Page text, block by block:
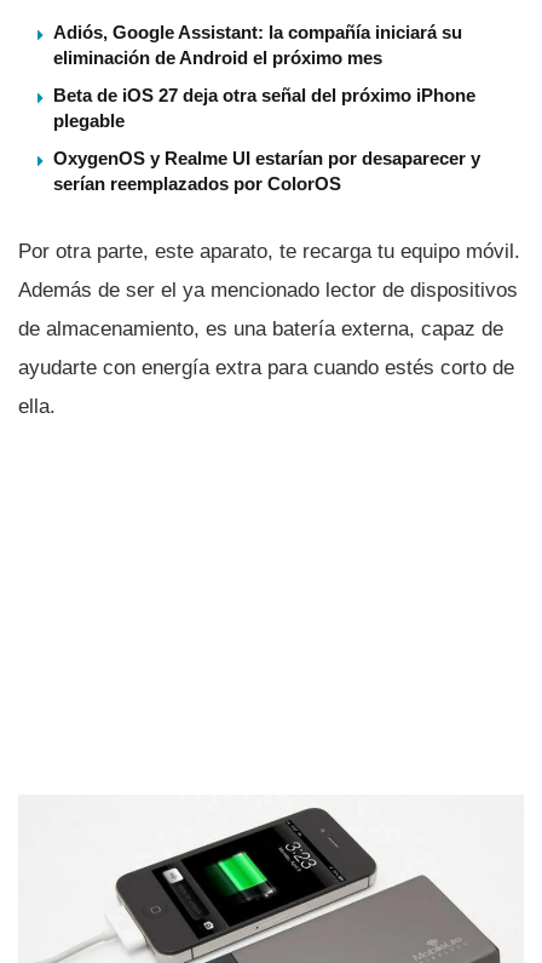
Adiós, Google Assistant: la compañía iniciará su
eliminación de Android el próximo mes
Beta de iOS 27 deja otra señal del próximo iPhone
plegable
OxygenOS y Realme UI estarían por desaparecer y
serían reemplazados por ColorOS
Por otra parte, este aparato, te recarga tu equipo móvil.
Además de ser el ya mencionado lector de dispositivos
de almacenamiento, es una baterí­a externa, capaz de
ayudarte con energí­a extra para cuando estés corto de
ella.